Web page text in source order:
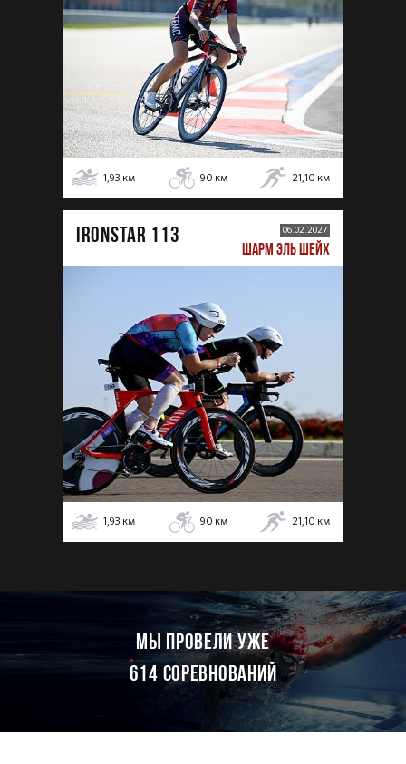
1,93 км 90 км 21,10 км
IRONSTAR 113 06.02.2027
ШАРМ ЭЛЬ ШЕЙХ
1,93 км 90 км 21,10 км
мы провели уже
614 соревнований